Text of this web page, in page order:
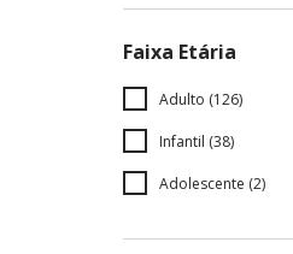
Faixa Etária
Adulto (126)
Infantil (38)
Adolescente (2)